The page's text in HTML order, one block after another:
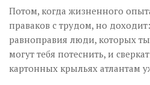
Потом, когда жизненного
праваков с трудом, но
равноправия люди, которых
могут тебя потеснить, и
картонных крыльях атлантам